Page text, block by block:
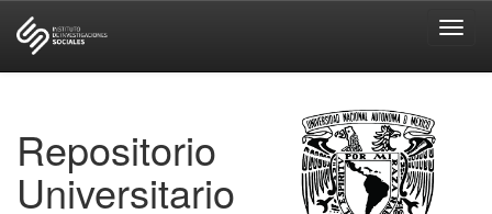
Repositorio
Universitario